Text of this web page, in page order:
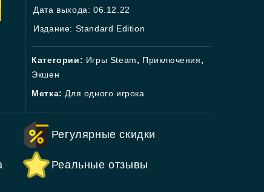
Дата выхода: 06.12.22
Издание: Standard Edition
Категории: Игры Steam, Приключения,
Экшен
Метка: Для одного игрока
Регулярные скидки
Реальные отзывы